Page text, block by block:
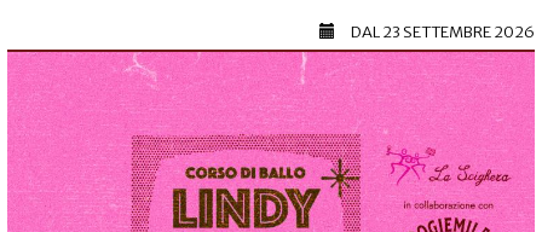
DAL23 SETTEMBRE 2026